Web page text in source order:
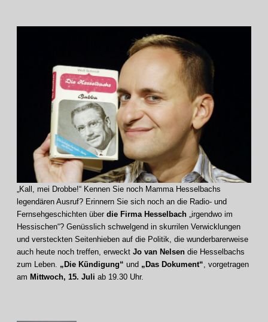
„Kall, mei Drobbe!“ Kennen Sie noch Mamma Hesselbachs
legendären Ausruf? Erinnern Sie sich noch an die Radio- und
Fernsehgeschichten über die Firma Hesselbach „irgendwo im
Hessischen“? Genüsslich schwelgend in skurrilen Verwicklungen
und versteckten Seitenhieben auf die Politik, die wunderbarerweise
auch heute noch treffen, erweckt Jo van Nelsen die Hesselbachs
zum Leben. „Die Kündigung“ und „Das Dokument“, vorgetragen
am Mittwoch, 15. Juli ab 19.30 Uhr.